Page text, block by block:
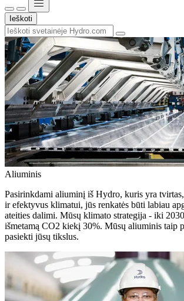
Ieškoti
Aliuminis
Pasirinkdami aliuminį iš Hydro, kuris yra
ir efektyvus klimatui, jūs renkatės būti labiau
ateities dalimi. Mūsų klimato strategija - iki
išmetamą CO2 kiekį 30%. Mūsų aliuminis taip
pasiekti jūsų tikslus.